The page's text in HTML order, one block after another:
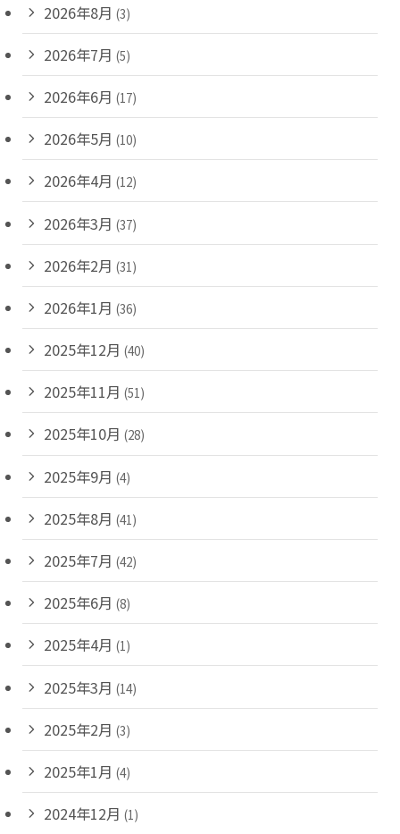
2026年8月 (3)
2026年7月 (5)
2026年6月 (17)
2026年5月 (10)
2026年4月 (12)
2026年3月 (37)
2026年2月 (31)
2026年1月 (36)
2025年12月 (40)
2025年11月 (51)
2025年10月 (28)
2025年9月 (4)
2025年8月 (41)
2025年7月 (42)
2025年6月 (8)
2025年4月 (1)
2025年3月 (14)
2025年2月 (3)
2025年1月 (4)
2024年12月 (1)